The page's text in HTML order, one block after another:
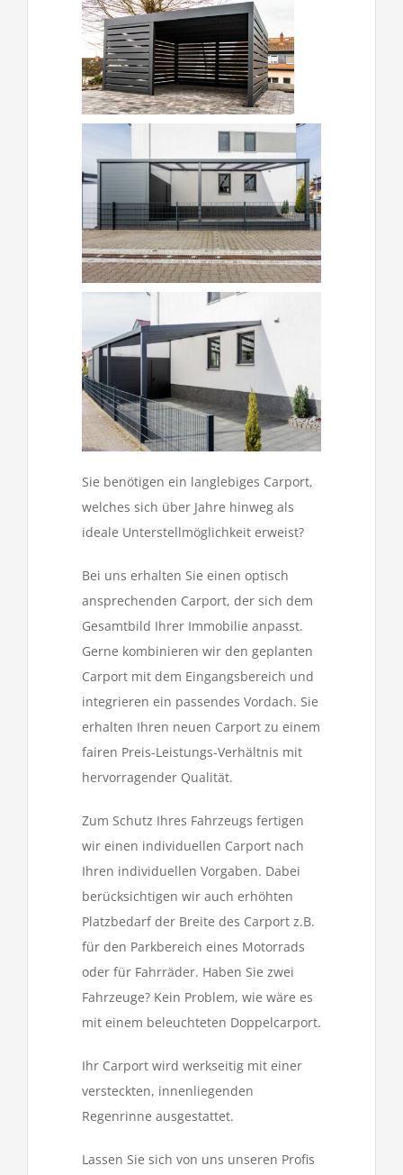
Sie benötigen ein langlebiges Carport,
welches sich über Jahre hinweg als
ideale Unterstellmöglichkeit erweist?
Bei uns erhalten Sie einen optisch
ansprechenden Carport, der sich dem
Gesamtbild Ihrer Immobilie anpasst.
Gerne kombinieren wir den geplanten
Carport mit dem Eingangsbereich und
integrieren ein passendes Vordach. Sie
erhalten Ihren neuen Carport zu einem
fairen Preis-Leistungs-Verhältnis mit
hervorragender Qualität.
Zum Schutz Ihres Fahrzeugs fertigen
wir einen individuellen Carport nach
Ihren individuellen Vorgaben. Dabei
berücksichtigen wir auch erhöhten
Platzbedarf der Breite des Carport z.B.
für den Parkbereich eines Motorrads
oder für Fahrräder. Haben Sie zwei
Fahrzeuge? Kein Problem, wie wäre es
mit einem beleuchteten Doppelcarport.
Ihr Carport wird werkseitig mit einer
versteckten, innenliegenden
Regenrinne ausgestattet.
Lassen Sie sich von uns unseren Profis